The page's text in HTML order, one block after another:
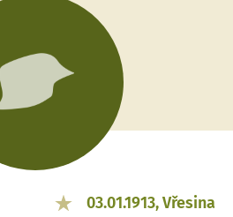
03.01.1913, Vřesina